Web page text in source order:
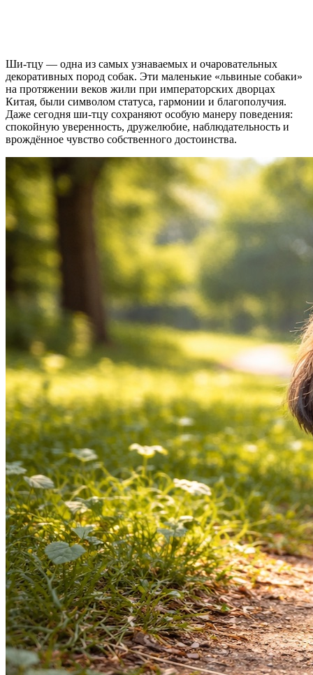
Ши-тцу — одна из самых узнаваемых и очаровательных
декоративных пород собак. Эти маленькие «львиные собаки»
на протяжении веков жили при императорских дворцах
Китая, были символом статуса, гармонии и благополучия.
Даже сегодня ши-тцу сохраняют особую манеру поведения:
спокойную уверенность, дружелюбие, наблюдательность и
врождённое чувство собственного достоинства.